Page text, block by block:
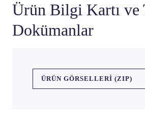
Ürün Bilgi Kartı ve
Dokümanlar
ÜRÜN GÖRSELLERI (ZIP)